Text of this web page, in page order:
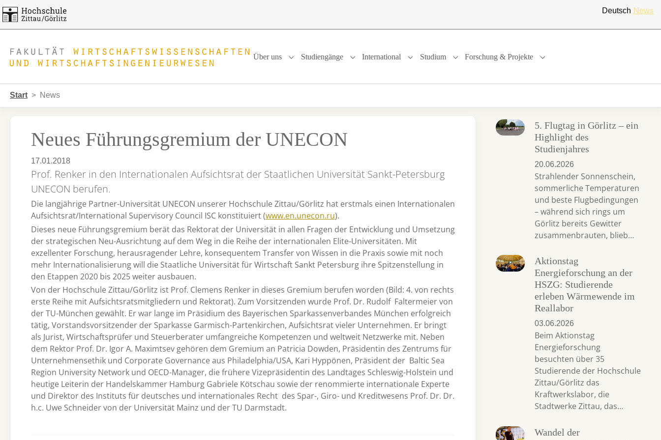
Deutsch News
Über uns
Submenu for "Über uns"
Studiengänge
Submenu for "Studiengänge"
International
Submenu for "International"
Studium
Submenu for "Studium"
Forschung & Projekte
Submenu for "Forschung & Projekte"
Start News
Neues Führungsgremium der UNECON
17.01.2018
Prof. Renker in den Internationalen Aufsichtsrat der Staatlichen Universität Sankt-Petersburg
UNECON berufen.
Die langjährige Partner-Universität UNECON unserer Hochschule Zittau/Görlitz hat erstmals einen Internationalen
Aufsichtsrat/International Supervisory Council ISC konstituiert (www.en.unecon.ru).
Dieses neue Führungsgremium berät das Rektorat der Universität in allen Fragen der Entwicklung und Umsetzung
der strategischen Neu-Ausrichtung auf dem Weg in die Reihe der internationalen Elite-Universitäten. Mit
exzellenter Forschung, herausragender Lehre, konsequentem Transfer von Wissen in die Praxis sowie mit noch
mehr Internationalisierung will die Staatliche Universität für Wirtschaft Sankt Petersburg ihre Spitzenstellung in
den Etappen 2020 bis 2025 weiter ausbauen.
Von der Hochschule Zittau/Görlitz ist Prof. Clemens Renker in dieses Gremium berufen worden (Bild: 4. von rechts
erste Reihe mit Aufsichtsratsmitgliedern und Rektorat). Zum Vorsitzenden wurde Prof. Dr. Rudolf Faltermeier von
der TU-München gewählt. Er war lange im Präsidium des Bayerischen Sparkassenverbandes München erfolgreich
tätig, Vorstandsvorsitzender der Sparkasse Garmisch-Partenkirchen, Aufsichtsrat vieler Unternehmen. Er bringt
als Jurist, Wirtschaftsprüfer und Steuerberater umfangreiche Kompetenzen und weltweit Netzwerke mit. Neben
dem Rektor Prof. Dr. Igor A. Maximtsev gehören dem Gremium an Patricia Dowden, Präsidentin des Zentrums für
Unternehmensethik und Corporate Governance aus Philadelphia/USA, Kari Hyppönen, Präsident der Baltic Sea
Region University Network und OECD-Manager, die frühere Vizepräsidentin des Landtages Schleswig-Holstein und
heutige Leiterin der Handelskammer Hamburg Gabriele Kötschau sowie der renommierte internationale Experte
und Direktor des Instituts für deutsches und internationales Recht des Spar-, Giro- und Kreditwesens Prof. Dr. Dr.
h.c. Uwe Schneider von der Universität Mainz und der TU Darmstadt.
5. Flugtag in Görlitz – ein
Highlight des
Studienjahres
20.06.2026
Strahlender Sonnenschein,
sommerliche Temperaturen
und beste Flugbedingungen
– während sich rings um
Görlitz bereits Gewitter
zusammenbrauten, blieb…
Aktionstag
Energieforschung an der
HSZG: Studierende
erleben Wärmewende im
Reallabor
03.06.2026
Beim Aktionstag
Energieforschung
besuchten über 35
Studierende der Hochschule
Zittau/Görlitz das
Kraftwerkslabor, die
Stadtwerke Zittau, das…
Wandel der